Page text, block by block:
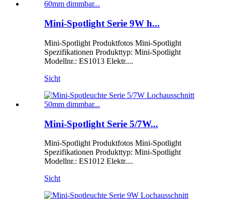
Mini-Spotlight Serie 9W h...
Mini-Spotlight Produktfotos Mini-Spotlight
Spezifikationen Produkttyp: Mini-Spotlight
Modellnr.: ES1013 Elektr....
Sicht
Mini-Spotlight Serie 5/7W...
Mini-Spotlight Produktfotos Mini-Spotlight
Spezifikationen Produkttyp: Mini-Spotlight
Modellnr.: ES1012 Elektr....
Sicht